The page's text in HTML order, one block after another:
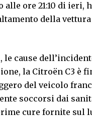
alle ore 21:10 di ieri,
della
cause
la Citroën C3 è
del veicolo
soccorsi dai
cure fornite sul